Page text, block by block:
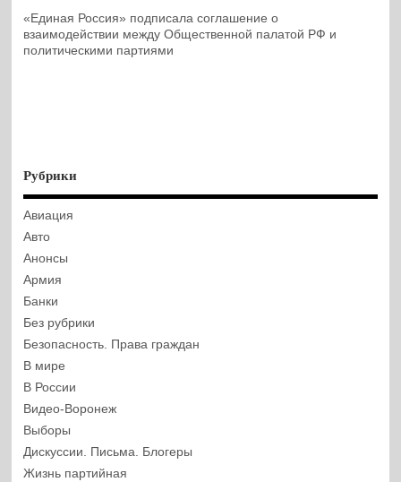
«Единая Россия» подписала соглашение о
взаимодействии между Общественной палатой РФ и
политическими партиями
Рубрики
Авиация
Авто
Анонсы
Армия
Банки
Без рубрики
Безопасность. Права граждан
В мире
В России
Видео-Воронеж
Выборы
Дискуссии. Письма. Блогеры
Жизнь партийная